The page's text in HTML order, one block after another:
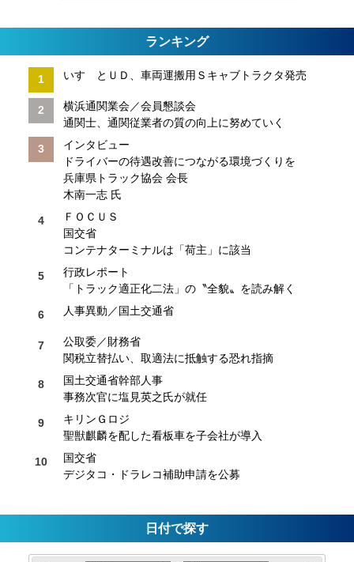
ランキング
いすゞとＵＤ、車両運搬用Ｓキャブトラクタ発売
横浜通関業会／会員懇談会
通関士、通関従業者の質の向上に努めていく
インタビュー
ドライバーの待遇改善につながる環境づくりを
兵庫県トラック協会 会長
木南一志 氏
ＦＯＣＵＳ
国交省
コンテナターミナルは「荷主」に該当
行政レポート
「トラック適正化二法」の〝全貌〟を読み解く
人事異動／国土交通省
公取委／財務省
関税立替払い、取適法に抵触する恐れ指摘
国土交通省幹部人事
事務次官に塩見英之氏が就任
キリンＧロジ
聖獣麒麟を配した看板車を子会社が導入
国交省
デジタコ・ドラレコ補助申請を公募
日付で探す